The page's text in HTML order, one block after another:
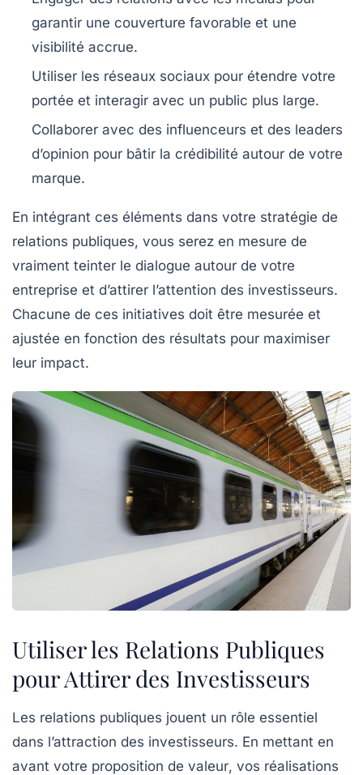
garantir une couverture favorable et une
visibilité accrue.
Utiliser les réseaux sociaux pour étendre votre
portée et interagir avec un public plus large.
Collaborer avec des influenceurs et des leaders
d’opinion pour bâtir la crédibilité autour de votre
marque.
En intégrant ces éléments dans votre stratégie de
relations publiques, vous serez en mesure de
vraiment teinter le dialogue autour de votre
entreprise et d’attirer l’attention des investisseurs.
Chacune de ces initiatives doit être mesurée et
ajustée en fonction des résultats pour maximiser
leur impact.
Utiliser les Relations Publiques
pour Attirer des Investisseurs
Les relations publiques jouent un rôle essentiel
dans l’attraction des investisseurs. En mettant en
avant votre proposition de valeur, vos réalisations